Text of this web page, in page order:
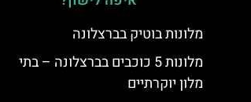
מלונות בוטיק בברצלונה
מלונות 5 כוכבים בברצלונה – בתי
מלון יוקרתיים